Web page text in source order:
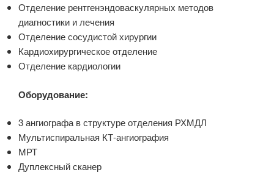
Отделение рентгенэндоваскулярных методов
диагностики и лечения
Отделение сосудистой хирургии
Кардиохирургическое отделение
Отделение кардиологии
Оборудование:
3 ангиографа в структуре отделения РХМДЛ
Мультиспиральная КТ-ангиография
МРТ
Дуплексный сканер